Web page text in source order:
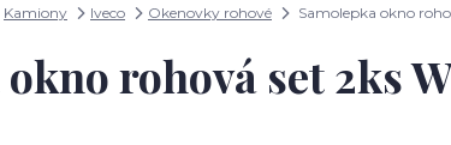
Kamiony Iveco Okenovky rohové Samolepka okno
rohová set 2ks